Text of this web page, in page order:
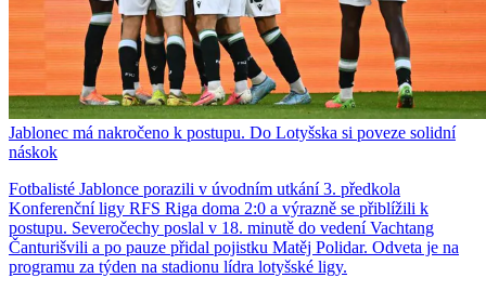
Jablonec má nakročeno k postupu. Do Lotyšska si poveze solidní
náskok
Fotbalisté Jablonce porazili v úvodním utkání 3. předkola
Konferenční ligy RFS Riga doma 2:0 a výrazně se přiblížili k
postupu. Severočechy poslal v 18. minutě do vedení Vachtang
Čanturišvili a po pauze přidal pojistku Matěj Polidar. Odveta je na
programu za týden na stadionu lídra lotyšské ligy.